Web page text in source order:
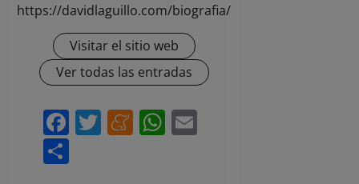
https://davidlaguillo.com/biografia/
Visitar el sitio web
Ver todas las entradas
Facebook
Twitter
Meneame
WhatsApp